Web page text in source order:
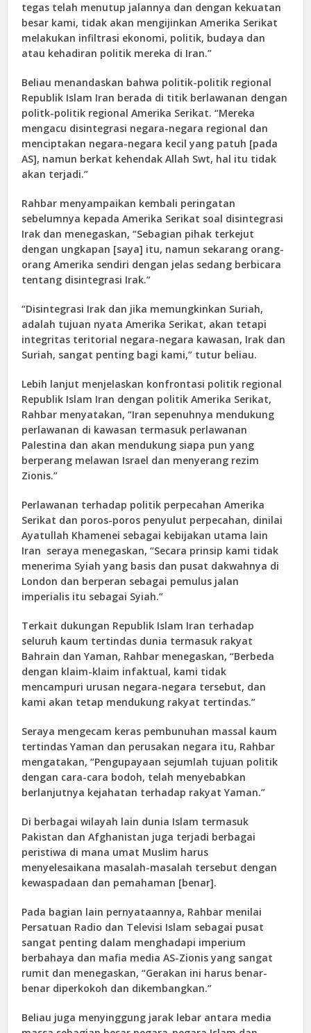
tegas telah menutup jalannya dan dengan kekuatan
besar kami, tidak akan mengijinkan Amerika Serikat
melakukan infiltrasi ekonomi, politik, budaya dan
atau kehadiran politik mereka di Iran.”
Beliau menandaskan bahwa politik-politik regional
Republik Islam Iran berada di titik berlawanan dengan
politk-politik regional Amerika Serikat. “Mereka
mengacu disintegrasi negara-negara regional dan
menciptakan negara-negara kecil yang patuh [pada
AS], namun berkat kehendak Allah Swt, hal itu tidak
akan terjadi.”
Rahbar menyampaikan kembali peringatan
sebelumnya kepada Amerika Serikat soal disintegrasi
Irak dan menegaskan, “Sebagian pihak terkejut
dengan ungkapan [saya] itu, namun sekarang orang-
orang Amerika sendiri dengan jelas sedang berbicara
tentang disintegrasi Irak.”
“Disintegrasi Irak dan jika memungkinkan Suriah,
adalah tujuan nyata Amerika Serikat, akan tetapi
integritas teritorial negara-negara kawasan, Irak dan
Suriah, sangat penting bagi kami,” tutur beliau.
Lebih lanjut menjelaskan konfrontasi politik regional
Republik Islam Iran dengan politik Amerika Serikat,
Rahbar menyatakan, “Iran sepenuhnya mendukung
perlawanan di kawasan termasuk perlawanan
Palestina dan akan mendukung siapa pun yang
berperang melawan Israel dan menyerang rezim
Zionis.”
Perlawanan terhadap politik perpecahan Amerika
Serikat dan poros-poros penyulut perpecahan, dinilai
Ayatullah Khamenei sebagai kebijakan utama lain
Iran seraya menegaskan, “Secara prinsip kami tidak
menerima Syiah yang basis dan pusat dakwahnya di
London dan berperan sebagai pemulus jalan
imperialis itu sebagai Syiah.”
Terkait dukungan Republik Islam Iran terhadap
seluruh kaum tertindas dunia termasuk rakyat
Bahrain dan Yaman, Rahbar menegaskan, “Berbeda
dengan klaim-klaim infaktual, kami tidak
mencampuri urusan negara-negara tersebut, dan
kami akan tetap mendukung rakyat tertindas.”
Seraya mengecam keras pembunuhan massal kaum
tertindas Yaman dan perusakan negara itu, Rahbar
mengatakan, “Pengupayaan sejumlah tujuan politik
dengan cara-cara bodoh, telah menyebabkan
berlanjutnya kejahatan terhadap rakyat Yaman.”
Di berbagai wilayah lain dunia Islam termasuk
Pakistan dan Afghanistan juga terjadi berbagai
peristiwa di mana umat Muslim harus
menyelesaikana masalah-masalah tersebut dengan
kewaspadaan dan pemahaman [benar].
Pada bagian lain pernyataannya, Rahbar menilai
Persatuan Radio dan Televisi Islam sebagai pusat
sangat penting dalam menghadapi imperium
berbahaya dan mafia media AS-Zionis yang sangat
rumit dan menegaskan, “Gerakan ini harus benar-
benar diperkokoh dan dikembangkan.”
Beliau juga menyinggung jarak lebar antara media